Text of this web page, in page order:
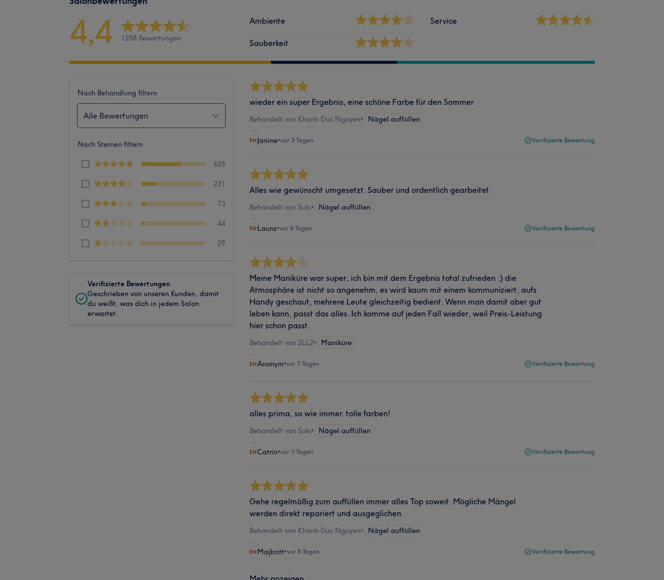
4,4 1258 Bewertungen
Ambiente
Sauberkeit
Service
Nach Behandlung filtern
Alle Bewertungen
Nach Sternen filtern
625
231
73
44
29
Verifizierte Bewertungen
Geschrieben von unseren Kunden, damit
du weißt, was dich in jedem Salon
erwartet.
wieder ein super Ergebnis, eine schöne Farbe für den Sommer
Behandelt von Khanh Duc Nguyen• Nägel auffüllen
Janine•vor 3 Tagen Verifizierte Bewertung
Alles wie gewünscht umgesetzt. Sauber und ordentlich gearbeitet.
Behandelt von Suki• Nägel auffüllen
Laura•vor 6 Tagen Verifizierte Bewertung
Meine Maniküre war super, ich bin mit dem Ergebnis total zufrieden :) die
Atmosphäre ist nicht so angenehm, es wird kaum mit einem kommuniziert, aufs
Handy geschaut, mehrere Leute gleichzeitig bedient. Wenn man damit aber gut
leben kann, passt das alles. Ich komme auf jeden Fall wieder, weil Preis-Leistung
hier schon passt.
Behandelt von 2LL2• Maniküre
Anonym•vor 7 Tagen Verifizierte Bewertung
alles prima, so wie immer. tolle farben!
Behandelt von Suki• Nägel auffüllen
Catrin•vor 7 Tagen Verifizierte Bewertung
Gehe regelmäßig zum auffüllen immer alles Top soweit. Mögliche Mängel
werden direkt repariert und ausgeglichen.
Behandelt von Khanh Duc Nguyen• Nägel auffüllen
Majbritt•vor 8 Tagen Verifizierte Bewertung